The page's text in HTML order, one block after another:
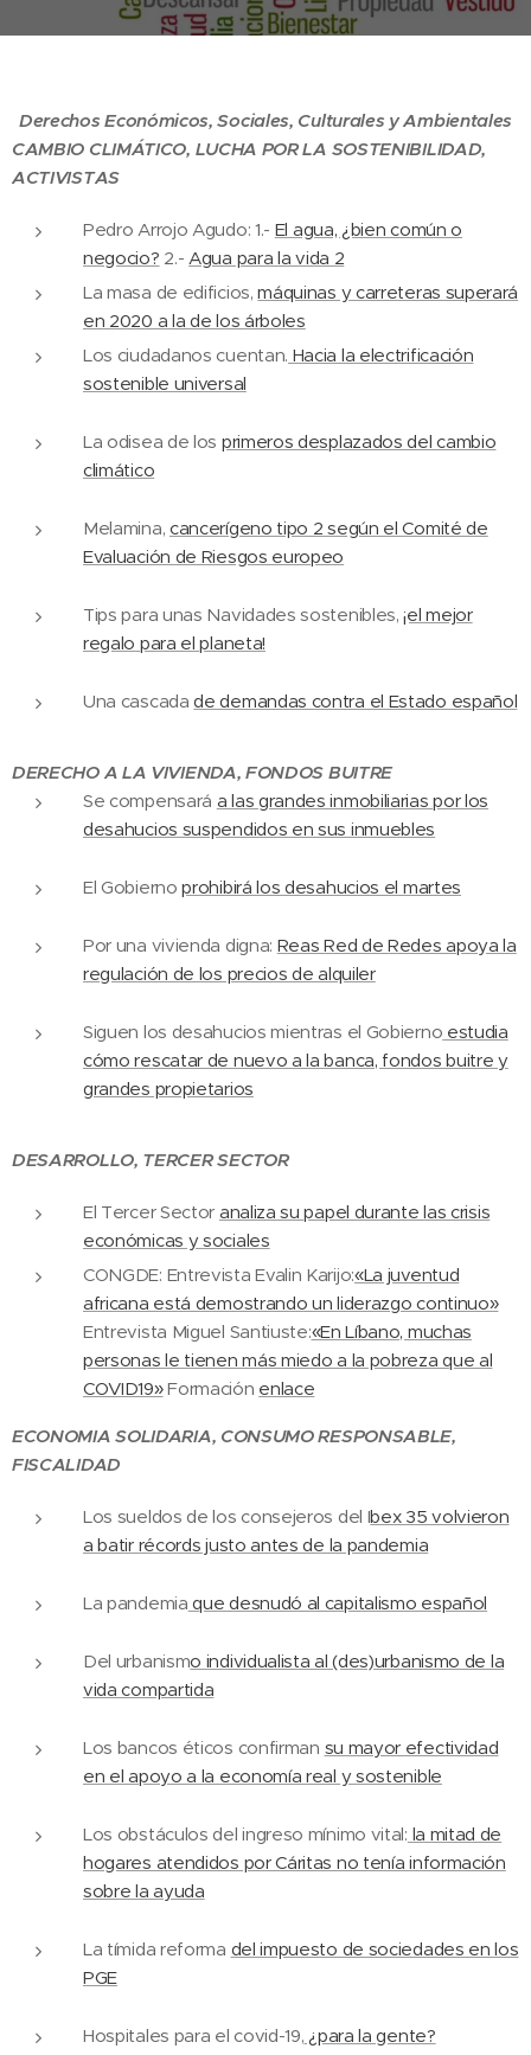
Derechos Económicos, Sociales, Culturales y Ambientales
CAMBIO CLIMÁTICO, LUCHA POR LA SOSTENIBILIDAD,
ACTIVISTAS
Pedro Arrojo Agudo: 1.- El agua, ¿bien común o
negocio? 2.-Agua para la vida 2
La masa de edificios,máquinas y carreteras superará
en 2020 a la de los árboles
Los ciudadanos cuentan. Hacia la electrificación
sostenible universal
La odisea de los primeros desplazados del cambio
climático
Melamina, cancerígeno tipo 2 según el Comité de
Evaluación de Riesgos europeo
Tips para unas Navidades sostenibles,¡el mejor
regalo para el planeta!
Una cascada de demandas contra el Estado español
DERECHO A LA VIVIENDA, FONDOS BUITRE
Se compensará a las grandes inmobiliarias por los
desahucios suspendidos en sus inmuebles
El Gobiernoprohibirá los desahucios el martes
Por una vivienda digna: Reas Red de Redes apoya la
regulación de los precios de alquiler
Siguen los desahucios mientras el Gobierno estudia
cómo rescatar de nuevo a la banca, fondos buitre y
grandes propietarios
DESARROLLO, TERCER SECTOR
El Tercer Sector analiza su papel durante las crisis
económicas y sociales
CONGDE: Entrevista Evalin Karijo:«La juventud
africana está demostrando un liderazgo continuo»
Entrevista Miguel Santiuste:«En Líbano, muchas
personas le tienen más miedo a la pobreza que al
COVID19»Formación enlace
ECONOMIA SOLIDARIA, CONSUMO RESPONSABLE,
FISCALIDAD
Los sueldos de los consejeros del Ibex 35 volvieron
a batir récords justo antes de la pandemia
La pandemia que desnudó al capitalismo español
Del urbanismo individualista al (des)urbanismo de la
vida compartida
Los bancos éticos confirman su mayor efectividad
en el apoyo a la economía real y sostenible
Los obstáculos del ingreso mínimo vital: la mitad de
hogares atendidos por Cáritas no tenía información
sobre la ayuda
La tímida reforma del impuesto de sociedades en los
PGE
Hospitales para el covid-19, ¿para la gente?